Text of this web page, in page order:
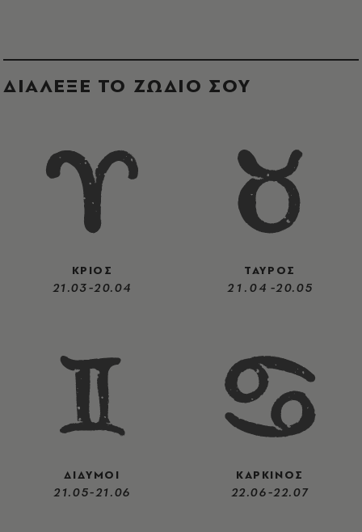
ΔΙΑΛΕΞΕ ΤΟ ΖΩΔΙΟ ΣΟΥ
ΚΡΙΟΣ
21.03-20.04
ΤΑΥΡΟΣ
21.04-20.05
ΔΙΔΥΜΟΙ
21.05-21.06
ΚΑΡΚΙΝΟΣ
22.06-22.07